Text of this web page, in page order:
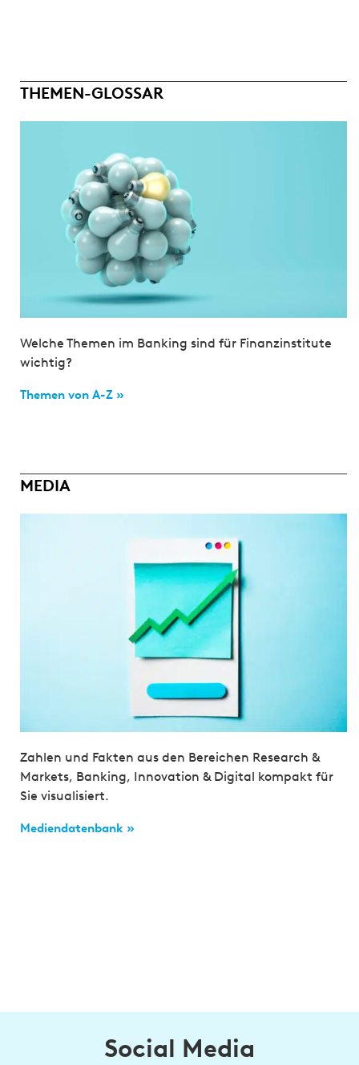
THEMEN-GLOSSAR
Welche Themen im Banking sind für Finanzinstitute
wichtig?
Themen von A-Z »
MEDIA
Zahlen und Fakten aus den Bereichen Research &
Markets, Banking, Innovation & Digital kompakt für
Sie visualisiert.
Mediendatenbank »
Social Media